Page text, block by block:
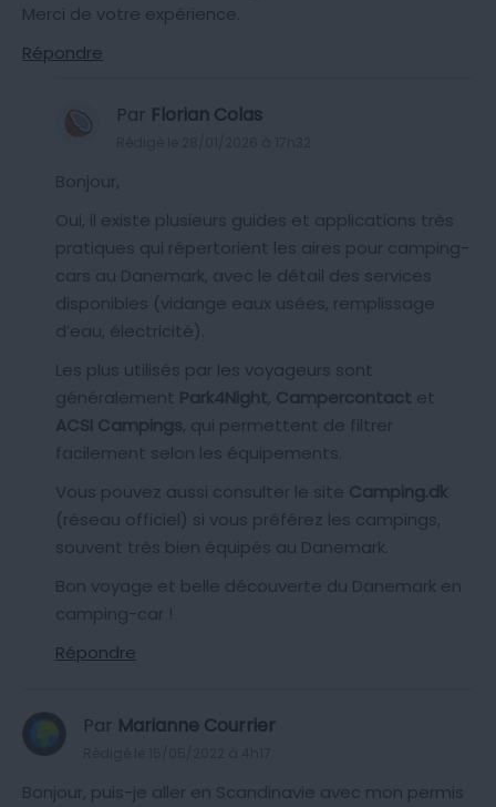
Merci de votre expérience.
Répondre
Par Florian Colas
Bonjour,
Oui, il existe plusieurs guides et applications très
pratiques qui répertorient les aires pour camping-
cars au Danemark, avec le détail des services
disponibles (vidange eaux usées, remplissage
d’eau, électricité).
Les plus utilisés par les voyageurs sont
généralement Park4Night, Campercontact et
ACSI Campings, qui permettent de filtrer
facilement selon les équipements.
Vous pouvez aussi consulter le site Camping.dk
(réseau officiel) si vous préférez les campings,
souvent très bien équipés au Danemark.
Bon voyage et belle découverte du Danemark en
camping-car !
Répondre
Par Marianne Courrier
Bonjour, puis-je aller en Scandinavie avec mon permis